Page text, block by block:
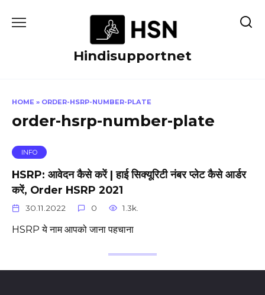
Hindisupportnet
HOME » ORDER-HSRP-NUMBER-PLATE
order-hsrp-number-plate
INFO
HSRP: आवेदन कैसे करें | हाई सिक्यूरिटी नंबर प्लेट कैसे आर्डर
करें, Order HSRP 2021
30.11.2022 0 1.3k.
HSRP ये नाम आपको जाना पहचाना